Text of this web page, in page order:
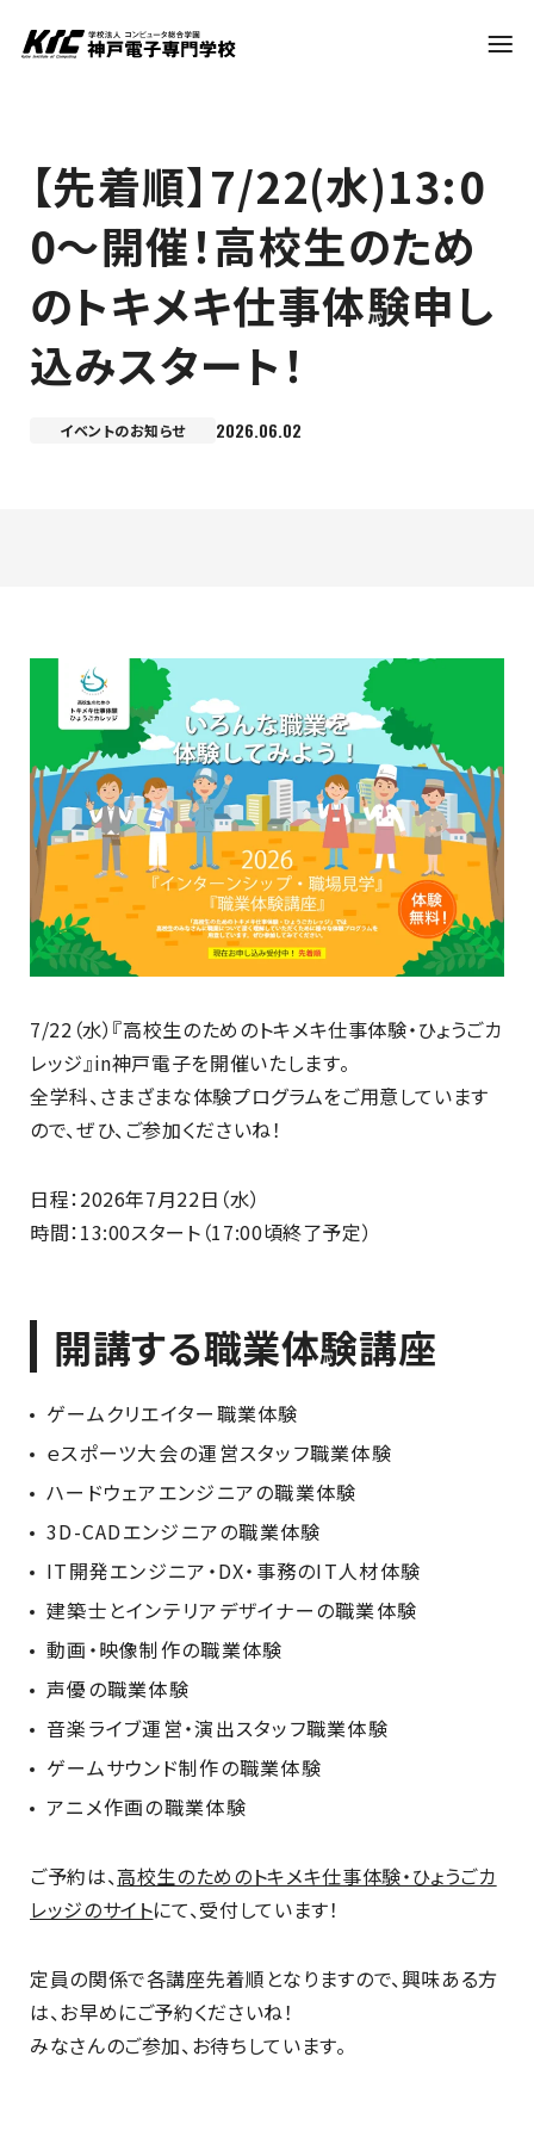
学科・コース
訪問者別
就職・資格
入試情報
+プラスラボ
1日最大2つの学科説明＆体験授業
オープン
キャンパス
神戸電子をもっと知る
資料請求は
【先着順】7/22(水)13:0
0～開催！高校生のため
のトキメキ仕事体験申し
込みスタート！
イベントのお知らせ 2026.06.02
7/22（水）『高校生のためのトキメキ仕事体験・ひょうごカ
レッジ』in神戸電子を開催いたします。
全学科、さまざまな体験プログラムをご用意しています
ので、ぜひ、ご参加くださいね！
日程：2026年7月22日（水）
時間：13:00スタート（17:00頃終了予定）
開講する職業体験講座
ゲームクリエイター職業体験
ｅスポーツ大会の運営スタッフ職業体験
ハードウェアエンジニアの職業体験
3D-CADエンジニアの職業体験
IT開発エンジニア・DX・事務のIT人材体験
建築士とインテリアデザイナーの職業体験
動画・映像制作の職業体験
声優の職業体験
音楽ライブ運営・演出スタッフ職業体験
ゲームサウンド制作の職業体験
アニメ作画の職業体験
ご予約は、高校生のためのトキメキ仕事体験・ひょうごカ
レッジのサイトにて、受付しています！
定員の関係で各講座先着順となりますので、興味ある方
は、お早めにご予約くださいね！
みなさんのご参加、お待ちしています。